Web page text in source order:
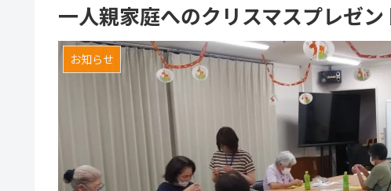
一人親家庭へのクリスマスプレゼ
お知らせ